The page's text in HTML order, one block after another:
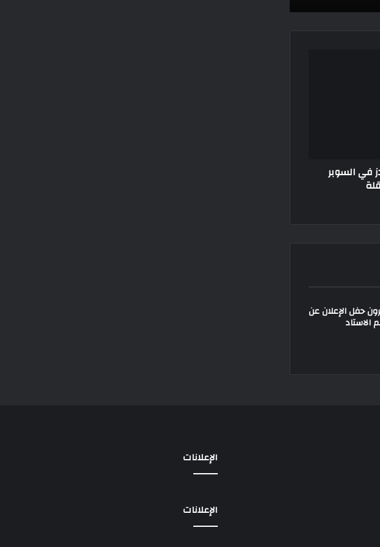
معين
موعد بداية
في السوبر
حفل الإعلان عن
الاستاد
الإعلانات
الإعلانات